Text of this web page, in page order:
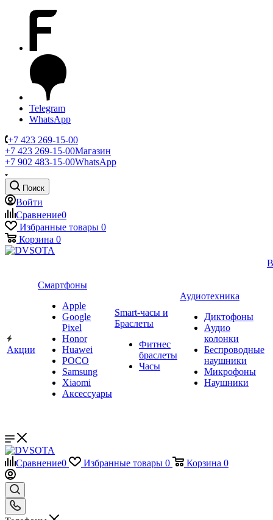
Telegram
WhatsApp
+7 423 269-15-00
+7 423 269-15-00Магазин
+7 902 483-15-00WhatsApp
Поиск
Войти
Сравнение0
Избранные товары 0
Корзина 0
Акции
Смартфоны
Apple
Google
Pixel
Honor
Huawei
POCO
Samsung
Xiaomi
Аксессуары
Smart-часы и
Браслеты
Фитнес
браслеты
Часы
Аудиотехника
Диктофоны
Аудио
колонки
Беспроводные
наушники
Микрофоны
Наушники
Сравнение0 Избранные товары 0 Корзина 0